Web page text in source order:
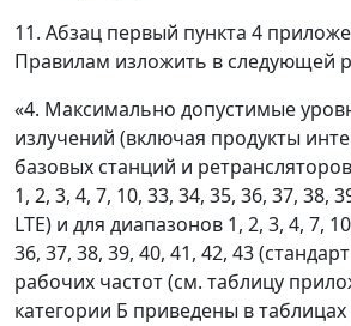
11. Абзац первый пункта 4
Правилам изложить в следующей
«4. Максимально допустимые
излучений (включая продукты
базовых станций и
1, 2, 3, 4, 7, 10, 33, 34, 35, 36, 37, 38,
LTE) и для диапазонов 1, 2, 3, 4, 7,
36, 37, 38, 39, 40, 41, 42, 43
рабочих частот (см. таблицу
категории Б приведены в